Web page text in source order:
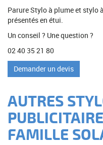
Parure Stylo à plume et stylo
présentés en étui.
Un conseil ? Une question ?
02 40 35 21 80
Demander un devis
AUTRES
FAMILLE